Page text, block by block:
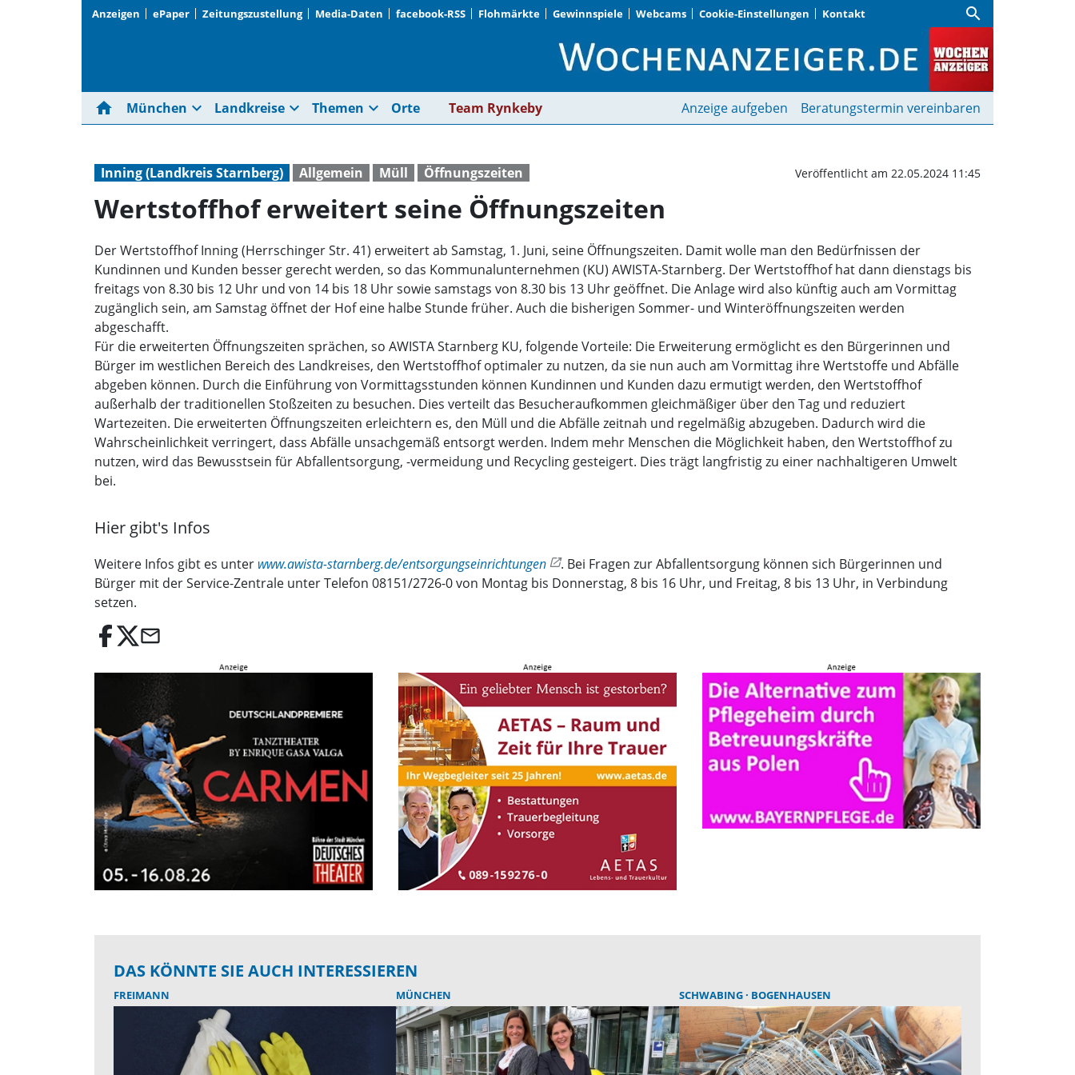
Anzeigen ePaper Zeitungszustellung Media-Daten facebook-RSS Flohmärkte Gewinnspiele Webcams Cookie-Einstellungen Kontakt search
Wertstoffhof erweitert seine Öffnungszeiten
home München expand_more Landkreise expand_more Themen expand_more Orte Team Rynkeby Anzeige aufgeben Beratungstermin vereinbaren
Inning (Landkreis Starnberg) Allgemein Müll Öffnungszeiten Veröffentlicht am 22.05.2024 11:45
Wertstoffhof erweitert seine Öffnungszeiten
Der Wertstoffhof Inning (Herrschinger Str. 41) erweitert ab Samstag, 1. Juni, seine Öffnungszeiten. Damit wolle man den Bedürfnissen der
Kundinnen und Kunden besser gerecht werden, so das Kommunalunternehmen (KU) AWISTA-Starnberg. Der Wertstoffhof hat dann dienstags bis
freitags von 8.30 bis 12 Uhr und von 14 bis 18 Uhr sowie samstags von 8.30 bis 13 Uhr geöffnet. Die Anlage wird also künftig auch am Vormittag
zugänglich sein, am Samstag öffnet der Hof eine halbe Stunde früher. Auch die bisherigen Sommer- und Winteröffnungszeiten werden
abgeschafft.
Für die erweiterten Öffnungszeiten sprächen, so AWISTA Starnberg KU, folgende Vorteile: Die Erweiterung ermöglicht es den Bürgerinnen und
Bürger im westlichen Bereich des Landkreises, den Wertstoffhof optimaler zu nutzen, da sie nun auch am Vormittag ihre Wertstoffe und Abfälle
abgeben können. Durch die Einführung von Vormittagsstunden können Kundinnen und Kunden dazu ermutigt werden, den Wertstoffhof
außerhalb der traditionellen Stoßzeiten zu besuchen. Dies verteilt das Besucheraufkommen gleichmäßiger über den Tag und reduziert
Wartezeiten. Die erweiterten Öffnungszeiten erleichtern es, den Müll und die Abfälle zeitnah und regelmäßig abzugeben. Dadurch wird die
Wahrscheinlichkeit verringert, dass Abfälle unsachgemäß entsorgt werden. Indem mehr Menschen die Möglichkeit haben, den Wertstoffhof zu
nutzen, wird das Bewusstsein für Abfallentsorgung, -vermeidung und Recycling gesteigert. Dies trägt langfristig zu einer nachhaltigeren Umwelt
bei.
Hier gibt's Infos
Weitere Infos gibt es unter www.awista-starnberg.de/entsorgungseinrichtungen
. Bei Fragen zur Abfallentsorgung können sich Bürgerinnen und
Bürger mit der Service-Zentrale unter Telefon 08151/2726-0 von Montag bis Donnerstag, 8 bis 16 Uhr, und Freitag, 8 bis 13 Uhr, in Verbindung
setzen.
email
DAS KÖNNTE SIE AUCH INTERESSIEREN
FREIMANN MÜNCHEN SCHWABING BOGENHAUSEN